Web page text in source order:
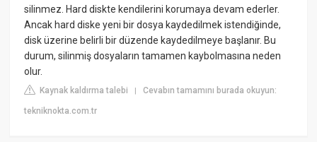
silinmez. Hard diskte kendilerini korumaya devam ederler.
Ancak hard diske yeni bir dosya kaydedilmek istendiğinde,
disk üzerine belirli bir düzende kaydedilmeye başlanır. Bu
durum, silinmiş dosyaların tamamen kaybolmasına neden
olur.
Kaynak kaldırma talebi |Cevabın tamamını burada okuyun:
tekniknokta.com.tr